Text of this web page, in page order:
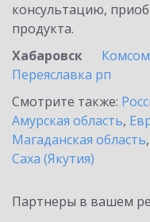
консультацию,
продукта.
Хабаровск
Переяславка рп
Смотрите также:
Амурская область,
Магаданская область,
Саха (Якутия)
Партнеры в вашем